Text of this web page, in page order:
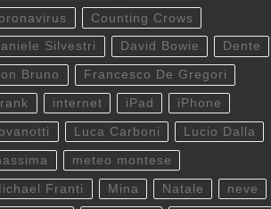
Counting Crows
Silvestri David Bowie Dente
Bruno Francesco De Gregori
internet iPad iPhone
Luca Carboni Lucio Dalla
meteo montese
Franti Mina Natale neve